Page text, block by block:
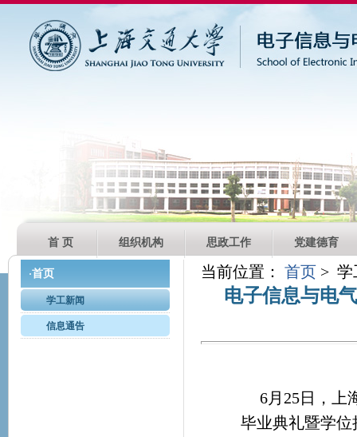
首 页 组织机构 思政工作 党建德育
·首页
学工新闻
信息通告
当前位置：首页 > 学
电子信息与电
6月25日，上
毕业典礼暨学位